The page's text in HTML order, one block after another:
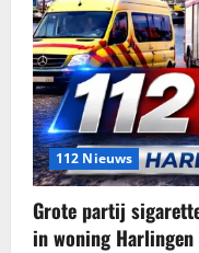
112 Nieuws
Grote partij
in woning Harlingen